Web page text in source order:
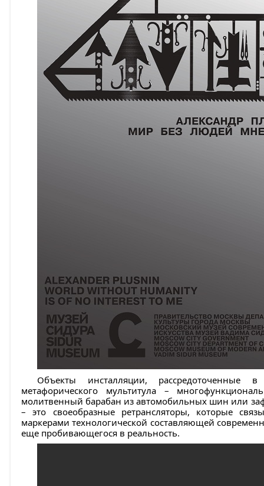
Объекты инсталляции, рассредоточенные
метафорического мультитула –
молитвенный барабан из автомобильных шин или
– это своеобразные ретрансляторы, которые
маркерами технологической составляющей
еще пробивающегося в реальность.